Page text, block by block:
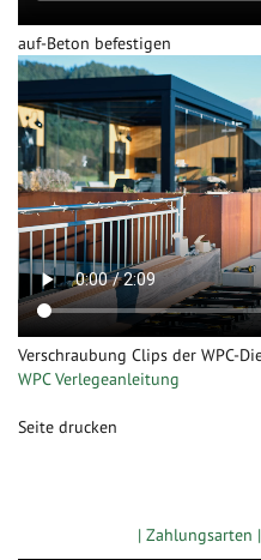
auf-Beton befestigen
Verschraubung Clips der WPC-
WPC Verlegeanleitung
Seite drucken
| Zahlungsarten |